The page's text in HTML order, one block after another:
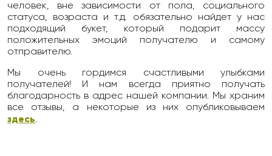
человек, вне зависимости от пола, социального
статуса, возраста и т.д. обязательно найдет у нас
подходящий букет, который подарит массу
положительных эмоций получателю и самому
отправителю.
Мы очень гордимся счастливыми улыбками
получателей! И нам всегда приятно получать
благодарность в адрес нашей компании. Мы храним
все отзывы, а некоторые из них опубликовываем
здесь.